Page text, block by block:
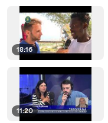
18:16
11:20